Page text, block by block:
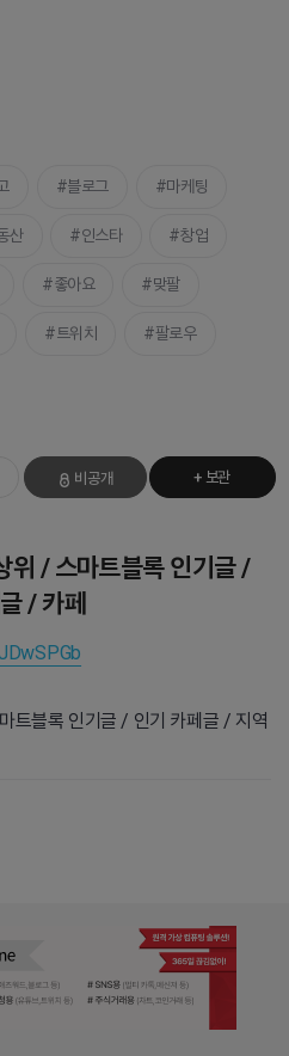
블로그 마케팅
산 인스타 창업
좋아요 맞팔
트위치 팔로우
비공개 + 보관
/ 스마트블록 인기글 /
/ 카페
트블록 인기글 / 인기 카페글 / 지역